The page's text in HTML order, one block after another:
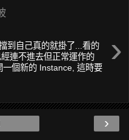
›
到自己真的就掛了...看的
連不進去但正常運作的
個新的 Instance, 這時要
›